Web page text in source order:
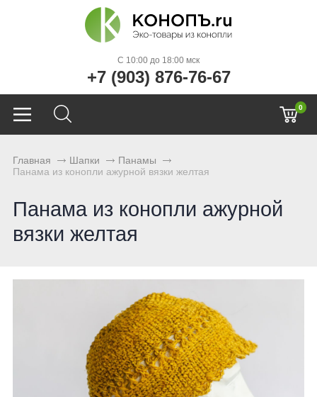
C 10:00 до 18:00 мск
+7 (903) 876-76-67
0
Главная Шапки
Панамы
Панама из конопли ажурной вязки желтая
Панама из конопли ажурной
вязки желтая